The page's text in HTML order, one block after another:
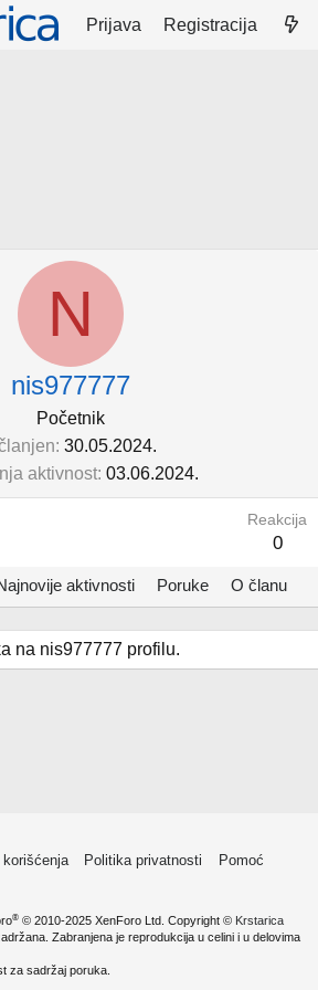
Prijava Registracija
N
nis977777
Početnik
30.05.2024.
aktivnost 03.06.2024.
Reakcija
0
aktivnosti Poruke O članu
na nis977777 profilu.
Politika privatnosti
Pomoć
® © 2010-2025 XenForo Ltd. Copyright © Krstarica
Zabranjena je reprodukcija u celini i u delovima
za sadržaj poruka.